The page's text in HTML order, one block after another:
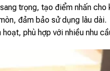
trọng, tạo điểm nhấn cho
đảm bảo sử dụng lâu dài.
phù hợp với nhiều nhu